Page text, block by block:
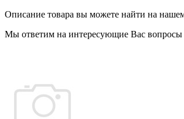
Описание товара вы можете найти на
Мы ответим на интересующие Вас вопросы